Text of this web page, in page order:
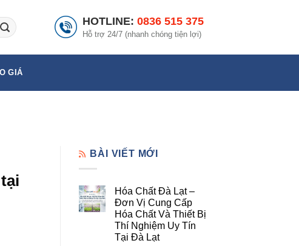
HOTLINE: 0836 515 375
Hỗ trợ 24/7 (nhanh chóng tiện lợi)
GIÁ
BÀI VIẾT MỚI
Hóa Chất Đà Lạt –
Đơn Vị Cung Cấp
Hóa Chất Và Thiết Bị
Thí Nghiệm Uy Tín
Tại Đà Lạt